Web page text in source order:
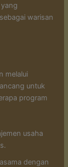
warisan
melalui
untuk
program
usaha
dengan